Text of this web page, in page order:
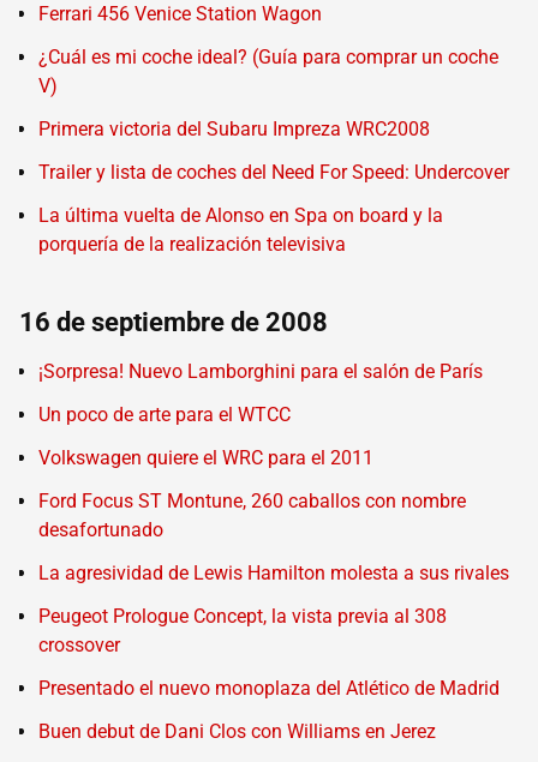
Ferrari 456 Venice Station Wagon
¿Cuál es mi coche ideal? (Guía para comprar un coche
V)
Primera victoria del Subaru Impreza WRC2008
Trailer y lista de coches del Need For Speed: Undercover
La última vuelta de Alonso en Spa on board y la
porquería de la realización televisiva
16 de septiembre de 2008
¡Sorpresa! Nuevo Lamborghini para el salón de París
Un poco de arte para el WTCC
Volkswagen quiere el WRC para el 2011
Ford Focus ST Montune, 260 caballos con nombre
desafortunado
La agresividad de Lewis Hamilton molesta a sus rivales
Peugeot Prologue Concept, la vista previa al 308
crossover
Presentado el nuevo monoplaza del Atlético de Madrid
Buen debut de Dani Clos con Williams en Jerez